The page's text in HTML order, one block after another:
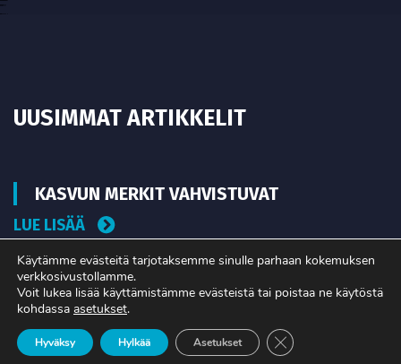
UUSIMMAT ARTIKKELIT
KASVUN MERKIT VAHVISTUVAT
LUE LISÄÄ
TIEDÄTKÖ, MITÄ TUOTANTONNE OIKEASTI
MAKSAA?
LUE LISÄÄ
Käytämme evästeitä tarjotaksemme sinulle parhaan kokemuksen
verkkosivustollamme.
Voit lukea lisää käyttämistämme evästeistä tai poistaa ne käytöstä
kohdassa asetukset.
Hyväksy Hylkää Asetukset Sulje evästebanneri